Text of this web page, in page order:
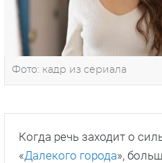
Фото: кадр из сериала
Когда речь заходит о
«Далекого города»,